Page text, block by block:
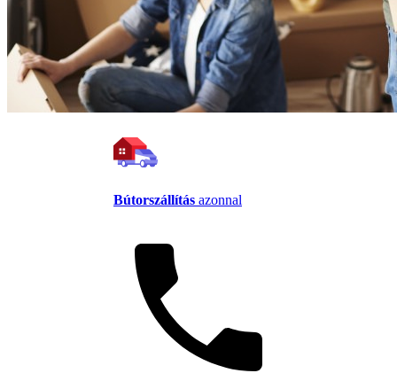
Bútorszállítás azonnal